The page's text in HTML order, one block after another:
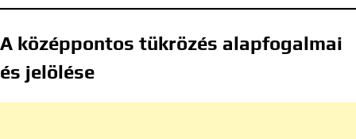
A középpontos tükrözés alapfogalmai
és jelölése